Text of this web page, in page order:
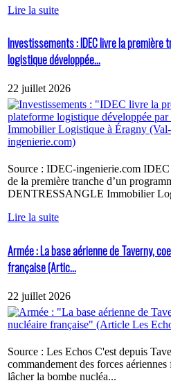
Lire la suite
Investissements : IDEC livre la première
logistique développée...
22 juillet 2026
Source : IDEC-ingenierie.com IDEC
de la première tranche d’un
DENTRESSANGLE Immobilier
Lire la suite
Armée : La base aérienne de Taverny,
française (Artic...
22 juillet 2026
Source : Les Echos C'est depuis
commandement des forces aériennes
lâcher la bombe nucléa...